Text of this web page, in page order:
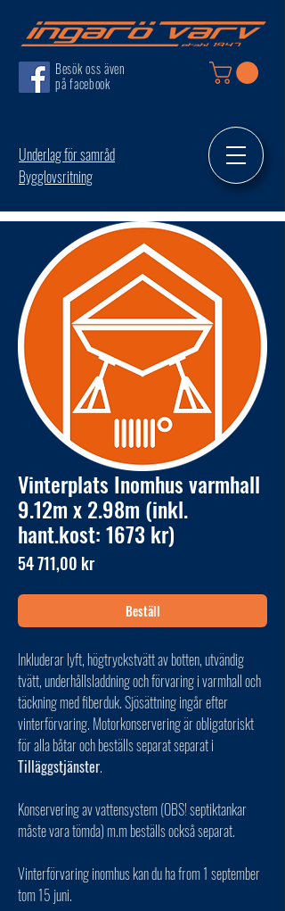
Besök oss även
på facebook
Underlag för samråd
Bygglovsritning
Vinterplats Inomhus varmhall
9.12m x 2.98m (inkl.
hant.kost: 1673 kr)
54 711,00 krPris
Beställ
Inkluderar lyft, högtryckstvätt av botten, utvändig
tvätt, underhållsladdning och förvaring i varmhall och
täckning med fiberduk. Sjösättning ingår efter
vinterförvaring. Motorkonservering är obligatoriskt
för alla båtar och beställs separat separat i
Tilläggstjänster.
Konservering av vattensystem (OBS! septiktankar
måste vara tömda) m.m beställs också separat.
Vinterförvaring inomhus kan du ha from 1 september
tom 15 juni.